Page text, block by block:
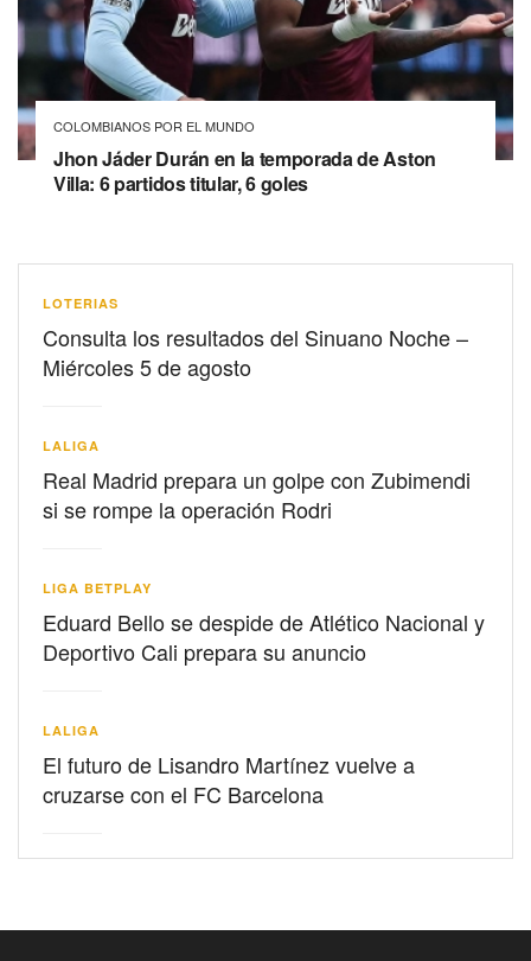
COLOMBIANOS POR EL MUNDO
Jhon Jáder Durán en la temporada de Aston
Villa: 6 partidos titular, 6 goles
LOTERIAS
Consulta los resultados del Sinuano Noche –
Miércoles 5 de agosto
LALIGA
Real Madrid prepara un golpe con Zubimendi
si se rompe la operación Rodri
LIGA BETPLAY
Eduard Bello se despide de Atlético Nacional y
Deportivo Cali prepara su anuncio
LALIGA
El futuro de Lisandro Martínez vuelve a
cruzarse con el FC Barcelona